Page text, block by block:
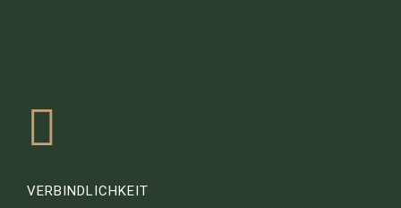
VERBINDLICHKEIT